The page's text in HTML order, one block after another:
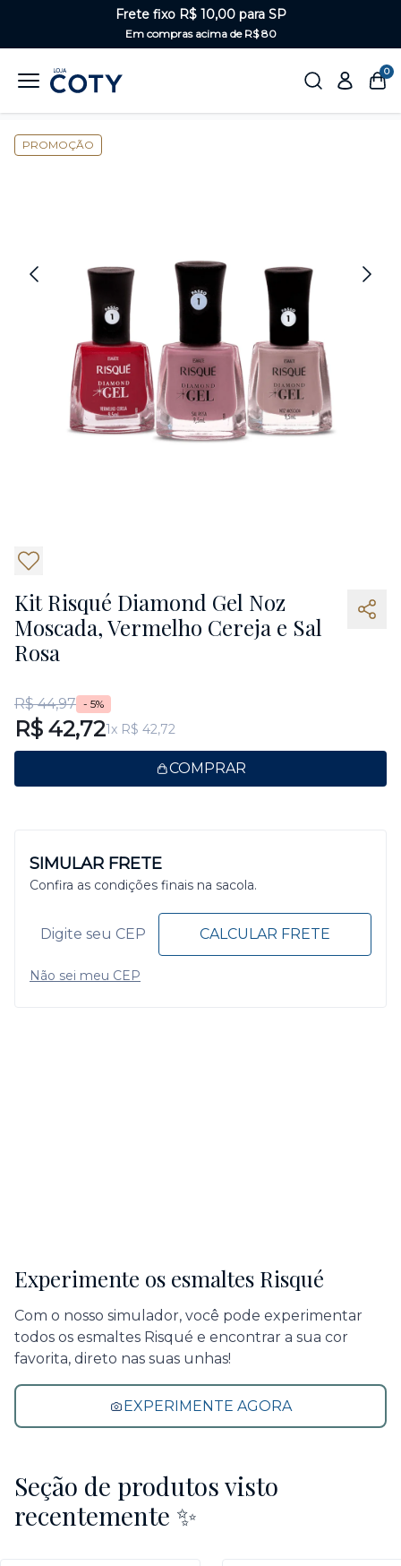
Frete fixo R$ 10,00 para SP
Em compras acima de R$ 80
0
PROMOÇÃO
Kit Risqué Diamond Gel Noz
Moscada, Vermelho Cereja e Sal
Rosa
R$ 44,97 - 5%
R$ 42,721x R$ 42,72
COMPRAR
SIMULAR FRETE
Confira as condições finais na sacola.
CALCULAR FRETE
Não sei meu CEP
Experimente os esmaltes Risqué
Com o nosso simulador, você pode experimentar
todos os esmaltes Risqué e encontrar a sua cor
favorita, direto nas suas unhas!
EXPERIMENTE AGORA
Seção de produtos visto
recentemente ✨